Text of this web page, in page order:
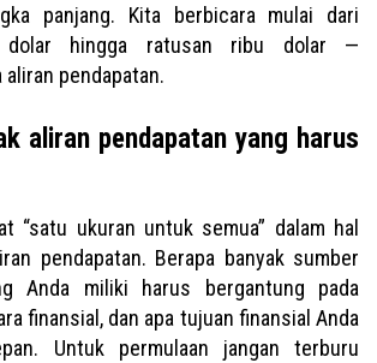
panjang. Kita berbicara mulai dari
dolar hingga ratusan ribu dolar —
pendapatan.
aliran pendapatan yang harus
“satu ukuran untuk semua” dalam hal
pendapatan. Berapa banyak sumber
Anda miliki harus bergantung pada
finansial, dan apa tujuan finansial Anda
Untuk permulaan jangan terburu